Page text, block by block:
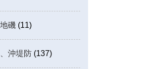
磯 (11)
沖堤防 (137)